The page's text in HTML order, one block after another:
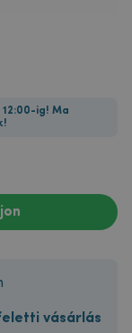
12:00-ig! Ma
feletti vásárlás